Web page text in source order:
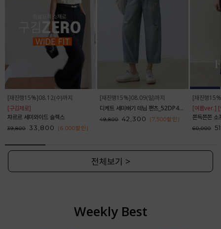
[재진행15%]08.12(수)까지
[구김제로]
챠르르 세미와이드 슬랙스
39,800 33,800 (6,000할인 )
[재진행15%]08.09(일)까지
디케트 세미배기 데님 팬츠_52DP438
49,800 42,300 (7,500할인 )
[재진행
[여름ver.]
쫀득쫀쫀 소프트
60,000
전체보기 >
Weekly Best